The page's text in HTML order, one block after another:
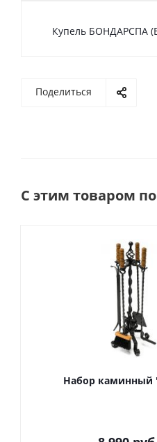
Купель БОНДАРСПА
Поделиться
С этим товаром
Набор каминный